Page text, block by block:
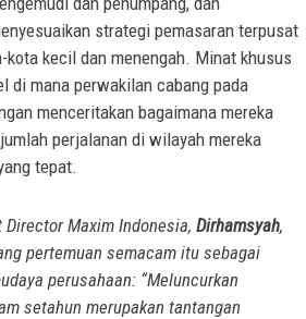
strategi pemasaran terpusat
kota kecil dan menengah. Minat khusus
di mana perwakilan cabang pada
menceritakan bagaimana mereka
perjalanan di wilayah mereka
tepat.
Maxim Indonesia, Dirhamsyah,
pertemuan semacam itu sebagai
perusahaan: “Meluncurkan
setahun merupakan tantangan